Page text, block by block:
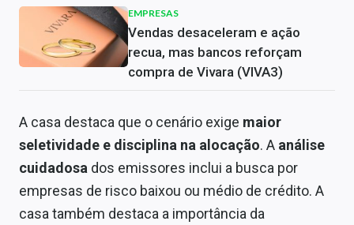
EMPRESAS
Vendas desaceleram e ação
recua, mas bancos reforçam
compra de Vivara (VIVA3)
A casa destaca que o cenário exige maior
seletividade e disciplina na alocação. A análise
cuidadosa dos emissores inclui a busca por
empresas de risco baixou ou médio de crédito. A
casa também destaca a importância da